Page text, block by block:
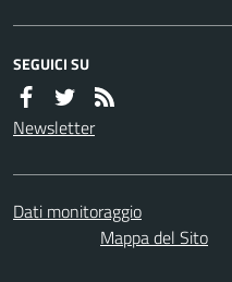
SEGUICI SU
Newsletter
Dati monitoraggio
Mappa del Sito